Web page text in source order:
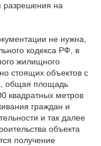
разрешения на
не нужна,
кодекса РФ, в
жилищного
стоящих объектов с
общая площадь
квадратных метров
граждан и
и так далее
объекта
получение